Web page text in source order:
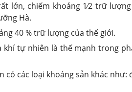
lớn, chiếm khoảng 1⁄2 trữ
Hà.
40 % trữ lượng của thể giới.
khí tự nhiên là thế mạnh trong
có các loại khoáng sản khác như: